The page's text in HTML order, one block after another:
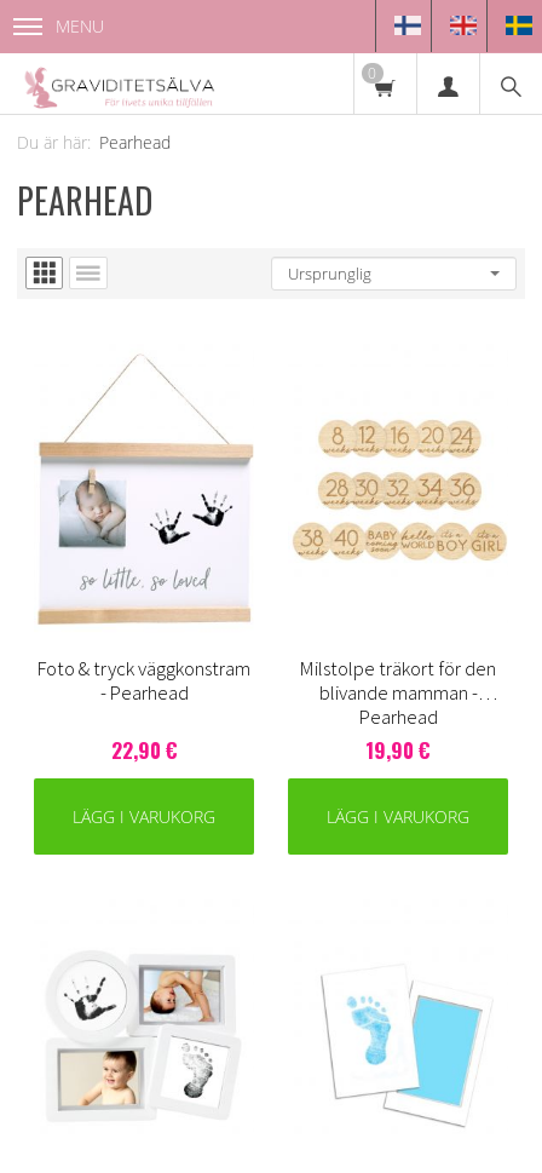
MENU
0
Pearhead
PEARHEAD
Foto & tryck väggkonstram
- Pearhead
22,90 €
LÄGG I VARUKORG
Milstolpe träkort för den
blivande mamman -
Pearhead
19,90 €
LÄGG I VARUKORG